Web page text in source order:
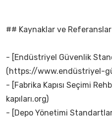
## Kaynaklar ve Referanslar
- [Endüstriyel Güvenlik
(https://www.endüstriyel-
- [Fabrika Kapısı Seçimi
kapıları.org)
- [Depo Yönetimi